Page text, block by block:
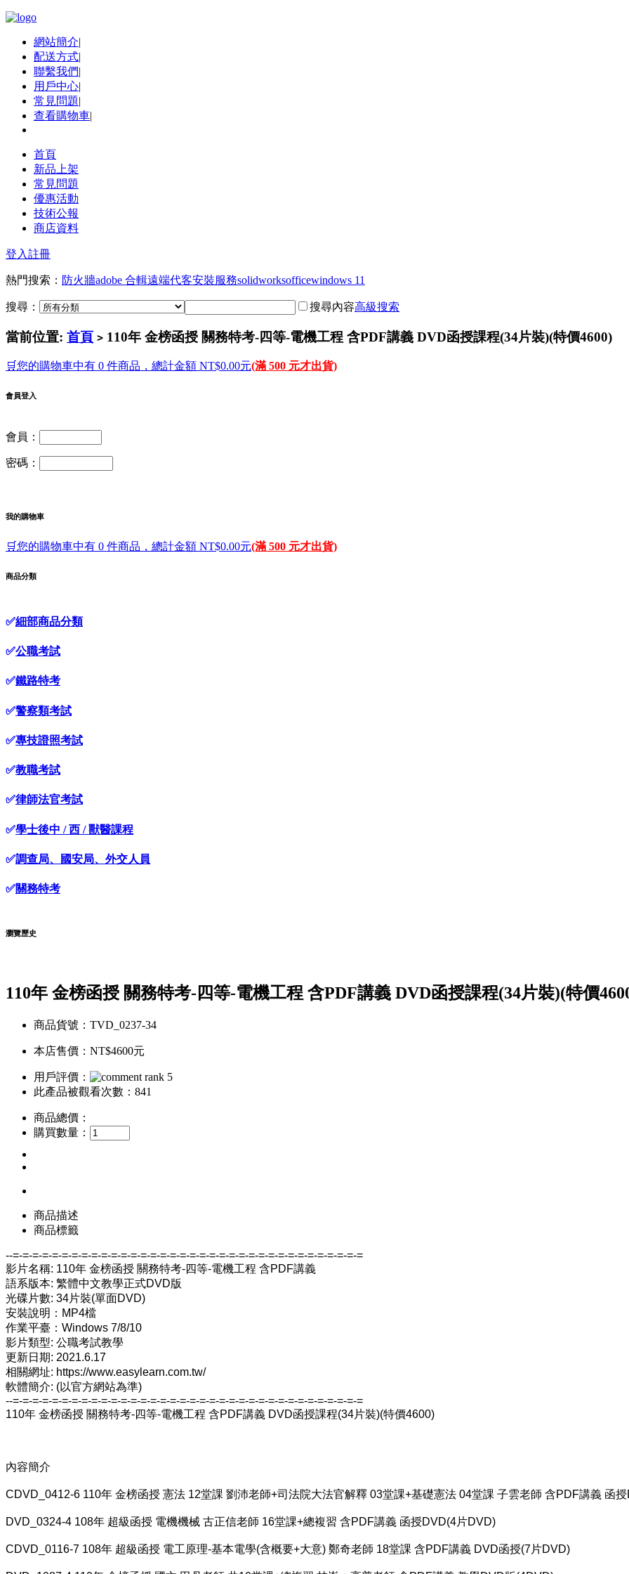
網站簡介|
配送方式|
聯繫我們|
用戶中心|
常見問題|
查看購物車|
首頁
新品上架
常見問題
優惠活動
技術公報
商店資料
登入註冊
熱門搜索： 防火牆adobe 合輯遠端代客安裝服務solidworksofficewindows 11
搜尋： 搜尋內容高級搜索
當前位置: 首頁 > 110年 金榜函授 關務特考-四等-電機工程 含PDF講義 DVD函授課程(34片裝)(特價4600)
🛒您的購物車中有 0 件商品，總計金額 NT$0.00元(滿 500 元才出貨)
會員登入
會員：
密碼：
我的購物車
🛒您的購物車中有 0 件商品，總計金額 NT$0.00元(滿 500 元才出貨)
商品分類
✅細部商品分類
✅公職考試
✅鐵路特考
✅警察類考試
✅專技證照考試
✅教職考試
✅律師法官考試
✅學士後中 / 西 / 獸醫課程
✅調查局、國安局、外交人員
✅關務特考
瀏覽歷史
110年 金榜函授 關務特考-四等-電機工程 含PDF講義 DVD函授課程(34片裝)(特價
商品貨號：TVD_0237-34
本店售價： NT$4600元
用戶評價：
此產品被觀看次數：841
商品總價：
購買數量：
商品描述
商品標籤
--=-=-=-=-=-=-=-=-=-=-=-=-=-=-=-=-=-=-=-=-=-=-=-=-=-=-=-=-=-=-=-=-=-=-=-=
影片名稱: 110年 金榜函授 關務特考-四等-電機工程 含PDF講義
語系版本: 繁體中文教學正式DVD版
光碟片數: 34片裝(單面DVD)
安裝說明：MP4檔
作業平臺：Windows 7/8/10
影片類型: 公職考試教學
更新日期: 2021.6.17
相關網址: https://www.easylearn.com.tw/
軟體簡介: (以官方網站為準)
--=-=-=-=-=-=-=-=-=-=-=-=-=-=-=-=-=-=-=-=-=-=-=-=-=-=-=-=-=-=-=-=-=-=-=-=
110年 金榜函授 關務特考-四等-電機工程 含PDF講義 DVD函授課程(34片裝)(特價4600)
內容簡介
CDVD_0412-6 110年 金榜函授 憲法 12堂課 劉沛老師+司法院大法官解釋 03堂課+基礎憲法 04堂課 子雲老師 含PDF講義 函
DVD_0324-4 108年 超級函授 電機機械 古正信老師 16堂課+總複習 含PDF講義 函授DVD(4片DVD)
CDVD_0116-7 108年 超級函授 電工原理-基本電學(含概要+大意) 鄭奇老師 18堂課 含PDF講義 DVD函授(7片DVD)